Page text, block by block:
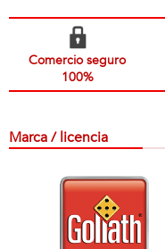
Comercio seguro
100%
Marca / licencia